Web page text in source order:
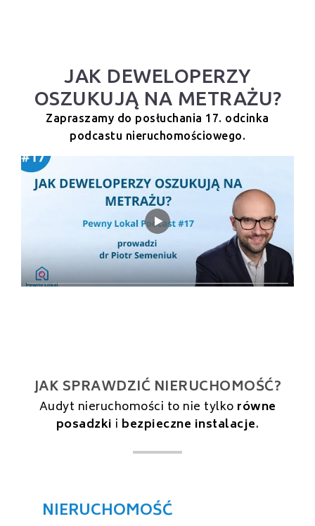
JAK DEWELOPERZY
OSZUKUJĄ NA METRAŻU?
Zapraszamy do posłuchania 17. odcinka
podcastu nieruchomościowego.
JAK SPRAWDZIĆ NIERUCHOMOŚĆ?
Audyt nieruchomości to nie tylko równe
posadzki i bezpieczne instalacje.
NIERUCHOMOŚĆ